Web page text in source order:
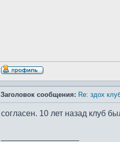
Заголовок сообщения: Re: здох
согласен. 10 лет назад клуб